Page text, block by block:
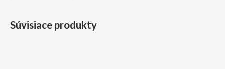
Súvisiace produkty